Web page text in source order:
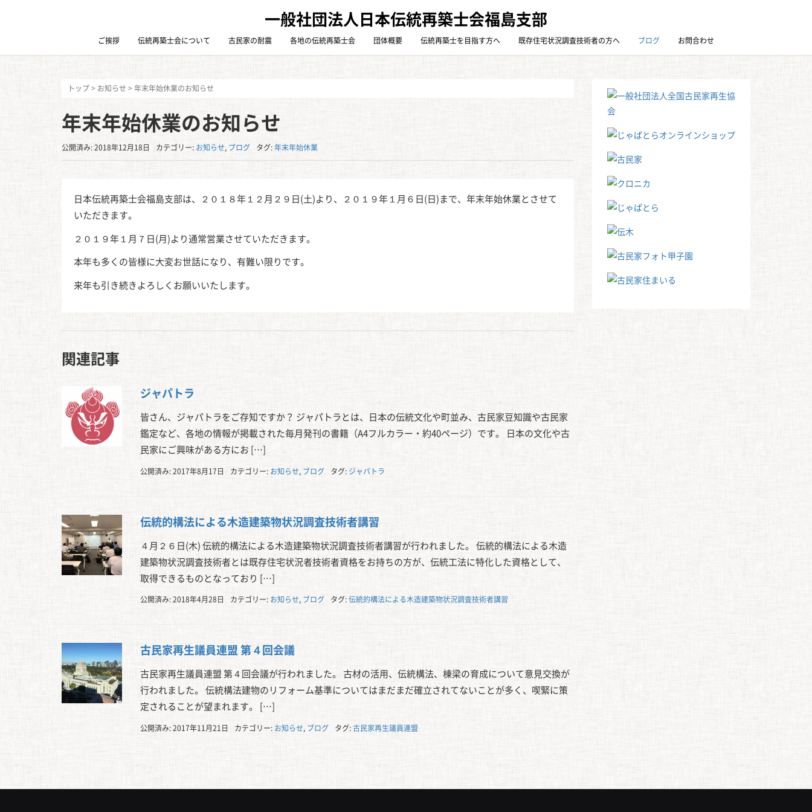
一般社団法人日本伝統再築士会福島支部
ご挨拶 伝統再築士会について 古民家の耐震 各地の伝統再築士会 団体概要 伝統再築士を目指す方へ 既存住宅状況調査技術者の方へ ブログ お問合わせ
トップ> お知らせ > 年末年始休業のお知らせ
年末年始休業のお知らせ
公開済み: 2018年12月18日 カテゴリー: お知らせ, ブログ タグ:年末年始休業
日本伝統再築士会福島支部は、２０１８年１２月２９日(土)より、２０１９年１月６日(日)まで、年末年始休業とさせて
いただきます。
２０１９年１月７日(月)より通常営業させていただきます。
本年も多くの皆様に大変お世話になり、有難い限りです。
来年も引き続きよろしくお願いいたします。
関連記事
ジャパトラ
皆さん、ジャパトラをご存知ですか？ ジャパトラとは、日本の伝統文化や町並み、古民家豆知識や古民家
鑑定など、各地の情報が掲載された毎月発刊の書籍（A4フルカラー・約40ページ）です。 日本の文化や古
民家にご興味がある方にお […]
公開済み: 2017年8月17日 カテゴリー: お知らせ, ブログ タグ: ジャパトラ
伝統的構法による木造建築物状況調査技術者講習
４月２６日(木) 伝統的構法による木造建築物状況調査技術者講習が行われました。 伝統的構法による木造
建築物状況調査技術者とは既存住宅状況者技術者資格をお持ちの方が、伝統工法に特化した資格として、
取得できるものとなっており […]
公開済み: 2018年4月28日 カテゴリー: お知らせ, ブログ タグ:伝統的構法による木造建築物状況調査技術者講習
古民家再生議員連盟 第４回会議
古民家再生議員連盟 第４回会議が行われました。 古材の活用、伝統構法、棟梁の育成について意見交換が
行われました。 伝統構法建物のリフォーム基準についてはまだまだ確立されてないことが多く、喫緊に策
定されることが望まれます。 […]
公開済み: 2017年11月21日 カテゴリー: お知らせ, ブログ タグ:古民家再生議員連盟